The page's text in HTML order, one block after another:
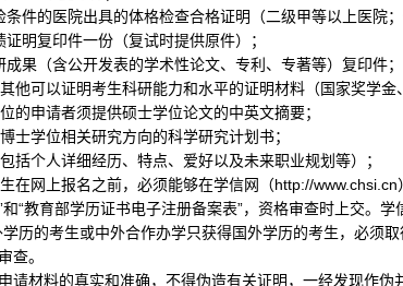
条件的医院出具的体格检查合格证明（二级甲等以上医院
明复印件一份（复试时提供原件）；
成果（含公开发表的学术性论文、专利、专著等）复印件；
他可以证明考生科研能力和水平的证明材料（国家奖学金
的申请者须提供硕士学位论文的中英文摘要；
士学位相关研究方向的科学研究计划书；
括个人详细经历、特点、爱好以及未来职业规划等）；
在网上报名之前，必须能够在学信网（http://www.chsi.cn
“教育部学历证书电子注册备案表”，资格审查时上交。
历的考生或中外合作办学只获得国外学历的考生，必须
查。
请材料的真实和准确，不得伪造有关证明，一经发现作